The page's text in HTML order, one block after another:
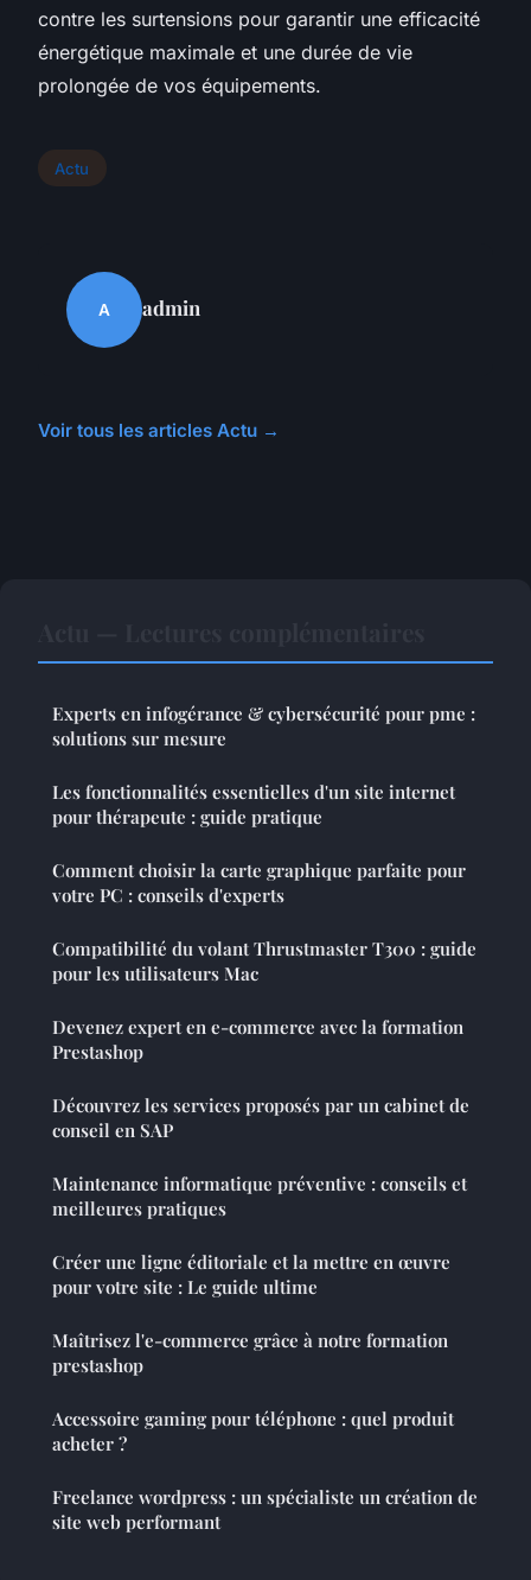
contre les surtensions pour garantir une efficacité
énergétique maximale et une durée de vie
prolongée de vos équipements.
Actu
A admin
Voir tous les articles Actu →
Experts en infogérance & cybersécurité pour pme :
solutions sur mesure
Les fonctionnalités essentielles d'un site internet
pour thérapeute : guide pratique
Comment choisir la carte graphique parfaite pour
votre PC : conseils d'experts
Compatibilité du volant Thrustmaster T300 : guide
pour les utilisateurs Mac
Devenez expert en e-commerce avec la formation
Prestashop
Découvrez les services proposés par un cabinet de
conseil en SAP
Maintenance informatique préventive : conseils et
meilleures pratiques
Créer une ligne éditoriale et la mettre en œuvre
pour votre site : Le guide ultime
Maîtrisez l'e-commerce grâce à notre formation
prestashop
Accessoire gaming pour téléphone : quel produit
acheter ?
Freelance wordpress : un spécialiste un création de
site web performant